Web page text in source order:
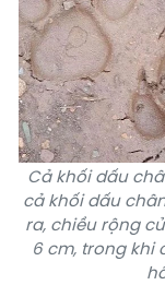
Cả khối dấu
cả khối dấu
ra, chiều rộng
6 cm, trong khi